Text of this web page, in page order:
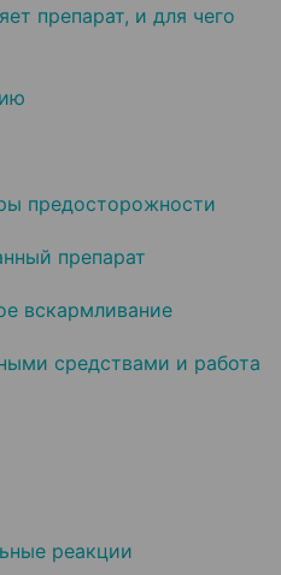
препарат, и для чего
предосторожности
препарат
вскармливание
средствами и работа
реакции